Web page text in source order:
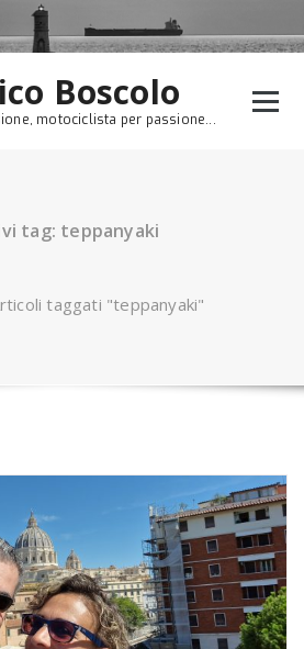
Boscolo
motociclista per passione...
tag: teppanyaki
taggati "teppanyaki"